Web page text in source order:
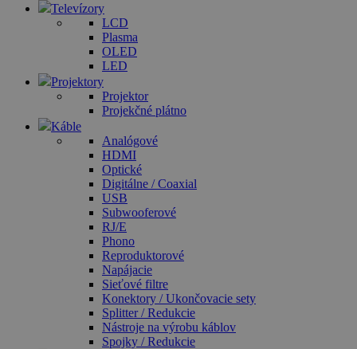
Televízory
LCD
Plasma
OLED
LED
Projektory
Projektor
Projekčné plátno
Káble
Analógové
HDMI
Optické
Digitálne / Coaxial
USB
Subwooferové
RJ/E
Phono
Reproduktorové
Napájacie
Sieťové filtre
Konektory / Ukončovacie sety
Splitter / Redukcie
Nástroje na výrobu káblov
Spojky / Redukcie